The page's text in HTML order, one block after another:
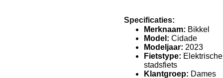
Specificaties:
Merknaam: Bikkel
Model: Cidade
Modeljaar: 2023
Fietstype: Elektrische
stadsfiets
Klantgroep: Dames